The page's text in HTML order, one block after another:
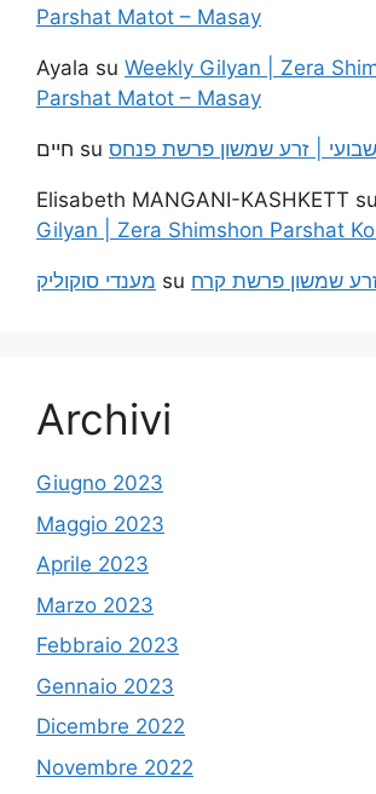
Parshat Matot – Masay
Ayala su Weekly Gilyan | Zera
Parshat Matot – Masay
חיים su שבועי | זרע שמשון פרשת פנחס
Elisabeth MANGANI-KASHKETT su
Gilyan | Zera Shimshon Parshat
מענדי סוקוליק su זרע שמשון פרשת קרח
Archivi
Giugno 2023
Maggio 2023
Aprile 2023
Marzo 2023
Febbraio 2023
Gennaio 2023
Dicembre 2022
Novembre 2022